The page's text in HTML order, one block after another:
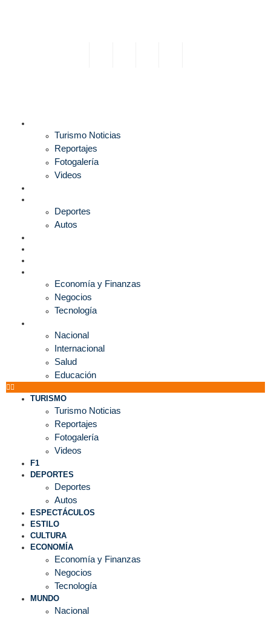
Turismo Noticias
Reportajes
Fotogalería
Videos
Deportes
Autos
Economía y Finanzas
Negocios
Tecnología
Nacional
Internacional
Salud
Educación
TURISMO
Turismo Noticias
Reportajes
Fotogalería
Videos
F1
DEPORTES
Deportes
Autos
ESPECTÁCULOS
ESTILO
CULTURA
ECONOMÍA
Economía y Finanzas
Negocios
Tecnología
MUNDO
Nacional